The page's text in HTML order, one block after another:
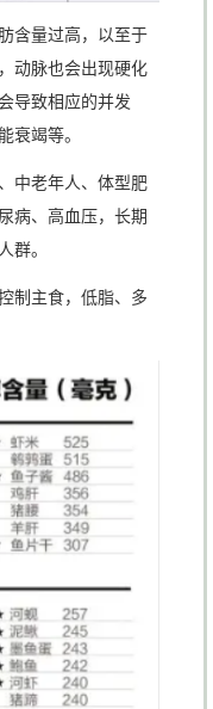
含量过高，以至于
动脉也会出现硬化
导致相应的并发
衰竭等。
中老年人、体型肥
病、高血压，长期
群。
制主食，低脂、多